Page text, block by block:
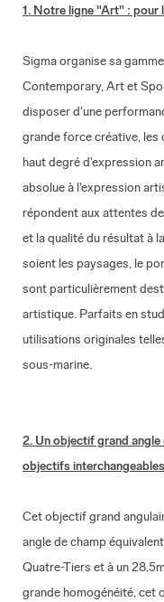
1. Notre ligne "Art" : pour
Sigma organise sa
Contemporary, Art et
disposer d'une
grande force créative, les
haut degré d'expression
absolue à l'expression
répondent aux attentes
et la qualité du résultat à
soient les paysages, le
sont particulièrement
artistique. Parfaits en
utilisations originales
sous-marine.
2. Un objectif grand
objectifs interchangeables
Cet objectif grand
angle de champ
Quatre-Tiers et à un
grande homogénéité, cet